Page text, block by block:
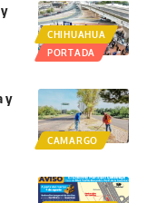
CHIHUAHUA
PORTADA
CAMARGO
y